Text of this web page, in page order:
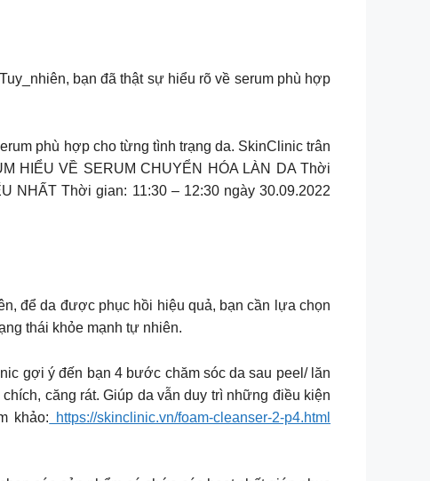
bạn đã thật sự hiểu rõ về serum phù hợp
phù hợp cho từng tình trạng da. SkinClinic trân
HIỂU VỀ SERUM CHUYỂN HÓA LÀN DA Thời
NHẤT Thời gian: 11:30 – 12:30 ngày 30.09.2022
để da được phục hồi hiệu quả, bạn cần lựa chọn
thái khỏe mạnh tự nhiên.
gợi ý đến bạn 4 bước chăm sóc da sau peel/ lăn
căng rát. Giúp da vẫn duy trì những điều kiện
khảo: https://skinclinic.vn/foam-cleanser-2-p4.html